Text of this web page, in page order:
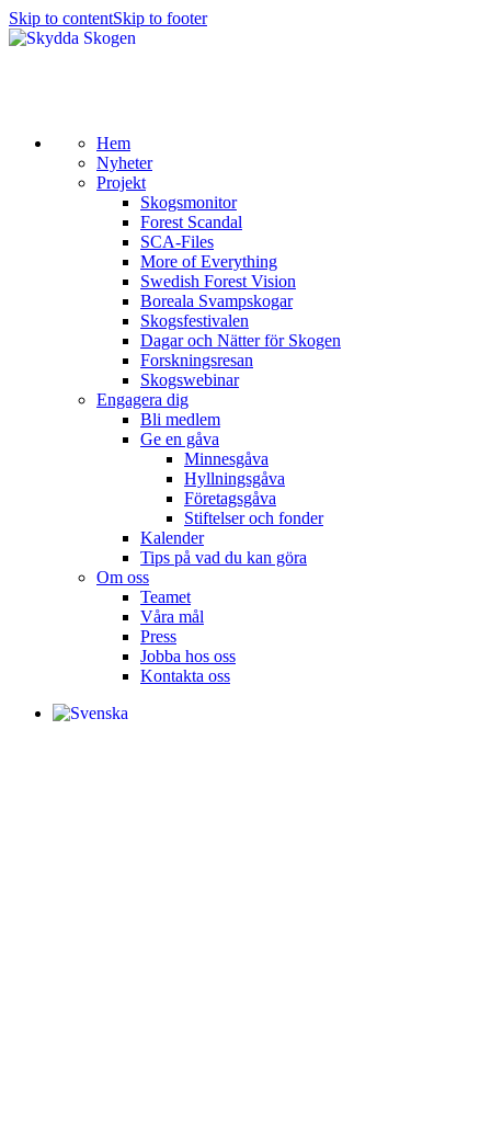
Skip to contentSkip to footer
Hem
Nyheter
Projekt
Skogsmonitor
Forest Scandal
SCA-Files
More of Everything
Swedish Forest Vision
Boreala Svampskogar
Skogsfestivalen
Dagar och Nätter för Skogen
Forskningsresan
Skogswebinar
Engagera dig
Bli medlem
Ge en gåva
Minnesgåva
Hyllningsgåva
Företagsgåva
Stiftelser och fonder
Kalender
Tips på vad du kan göra
Om oss
Teamet
Våra mål​
Press
Jobba hos oss
Kontakta oss